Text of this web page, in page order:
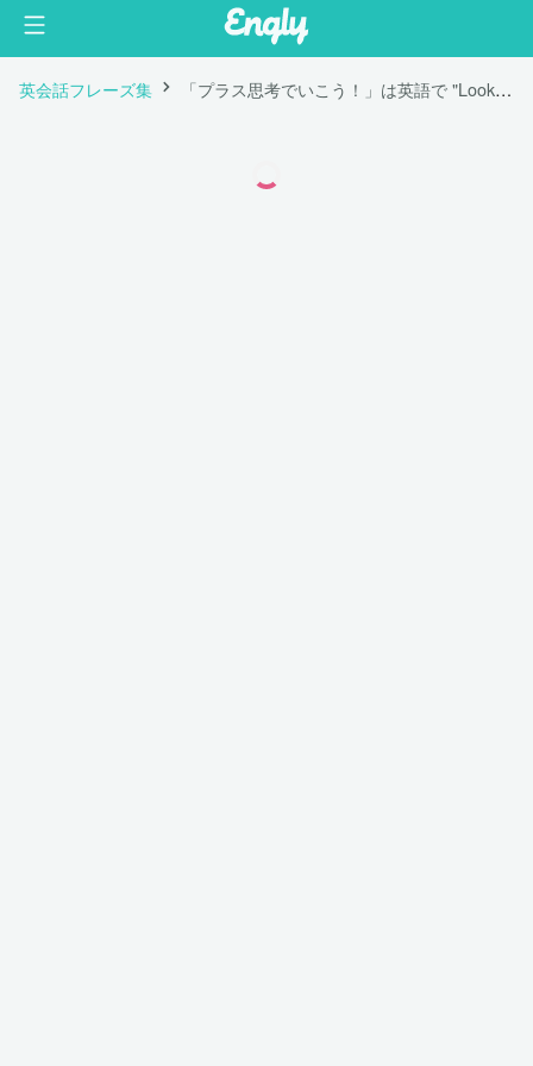
英会話フレーズ集 「プラス思考でいこう！」は英語で "Look on the bright side."